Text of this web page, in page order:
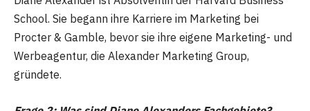
School. Sie begann ihre Karriere im Marketing bei
Procter & Gamble, bevor sie ihre eigene Marketing- und
Werbeagentur, die Alexander Marketing Group,
gründete.